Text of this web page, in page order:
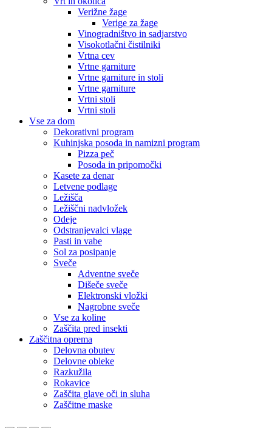
Verižne žage
Verige za žage
Vinogradništvo in sadjarstvo
Visokotlačni čistilniki
Vrtna cev
Vrtne garniture
Vrtne garniture in stoli
Vrtne garniture
Vrtni stoli
Vrtni stoli
Vse za dom
Dekorativni program
Kuhinjska posoda in namizni program
Pizza peč
Posoda in pripomočki
Kasete za denar
Letvene podlage
Ležišča
Ležiščni nadvložek
Odeje
Odstranjevalci vlage
Pasti in vabe
Sol za posipanje
Sveče
Adventne sveče
Dišeče sveče
Elektronski vložki
Nagrobne sveče
Vse za koline
Zaščita pred insekti
Zaščitna oprema
Delovna obutev
Delovne obleke
Razkužila
Rokavice
Zaščita glave oči in sluha
Zaščitne maske